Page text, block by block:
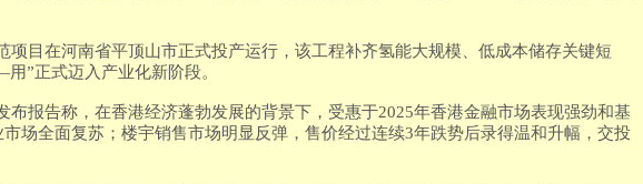
项目在河南省平顶山市正式投产运行，该工程补齐氢能大规模、低成本储存关键短
”正式迈入产业化新阶段。
布报告称，在香港经济蓬勃发展的背景下，受惠于2025年香港金融市场表现强劲和基
场全面复苏；楼宇销售市场明显反弹，售价经过连续3年跌势后录得温和升幅，交投